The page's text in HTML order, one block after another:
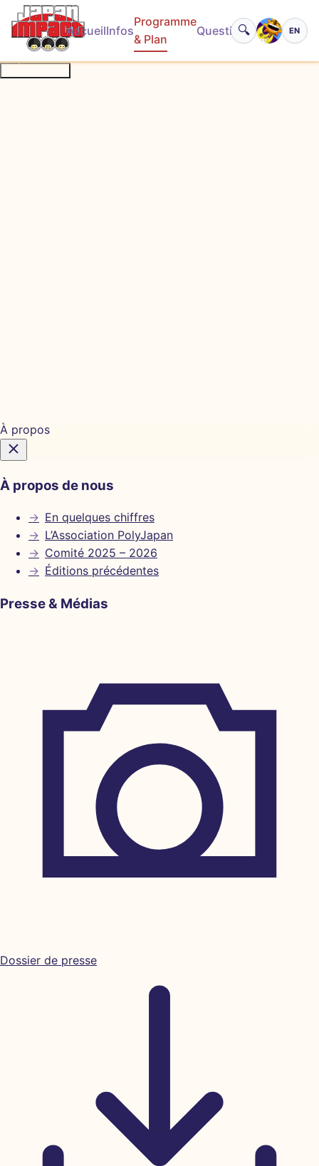
AccueilInfos
Programme
& Plan
Questions
🔍 EN
À propos
À propos de nous
→ En quelques chiffres
→ L’Association PolyJapan
→ Comité 2025 – 2026
→ Éditions précédentes
Presse & Médias
Dossier de presse